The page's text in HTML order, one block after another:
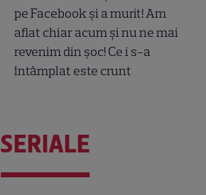
pe Facebook și a murit! Am
aflat chiar acum și nu ne mai
revenim din șoc! Ce i s-a
întâmplat este crunt
SERIALE